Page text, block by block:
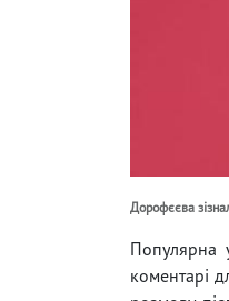
Дорофєєва
Популярна
коментарі